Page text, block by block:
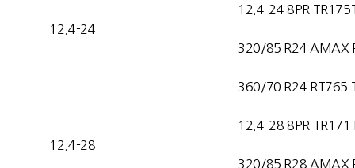
12.4-24
12.4-24 8PR
320/85 R24 AMAX
360/70 R24 RT765
12.4-28
12.4-28 8PR
320/85 R28 AMAX